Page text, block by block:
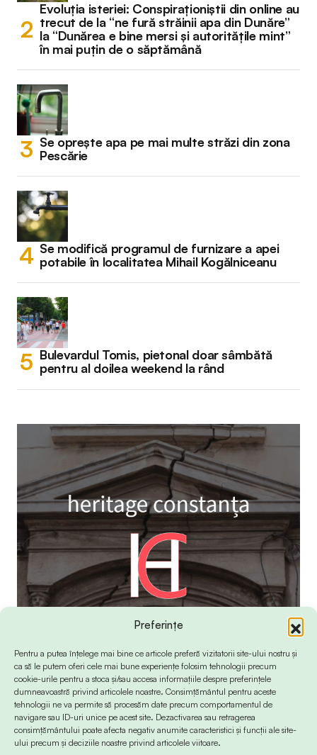
Preferințe
Pentru a putea înțelege mai bine ce articole preferă vizitatorii site-ului nostru și
ca să le putem oferi cele mai bune experiențe folosim tehnologii precum
cookie-urile pentru a stoca și/sau accesa informațiile despre preferințele
dumneavoastră privind articolele noastre. Consimțământul pentru aceste
tehnologii ne va permite să procesăm date precum comportamentul de
navigare sau ID-uri unice pe acest site. Dezactivarea sau retragerea
consimțământului poate afecta negativ anumite caracteristici și funcții ale site-
ului precum și deciziile noastre privind articolele viitoare.
Evoluția isteriei: Conspiraționiștii din online au
trecut de la “ne fură străinii apa din Dunăre”
la “Dunărea e bine mersi și autoritățile mint”
în mai puțin de o săptămână
Se oprește apa pe mai multe străzi din zona
Pescărie
Se modifică programul de furnizare a apei
potabile în localitatea Mihail Kogălniceanu
Bulevardul Tomis, pietonal doar sâmbătă
pentru al doilea weekend la rând